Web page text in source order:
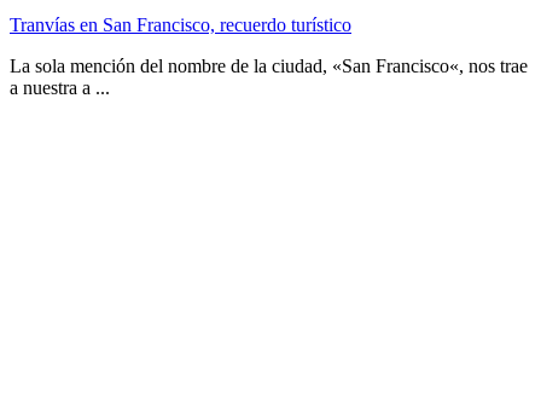
Tranvías en San Francisco, recuerdo turístico
La sola mención del nombre de la ciudad, «San Francisco«, nos trae
a nuestra a ...